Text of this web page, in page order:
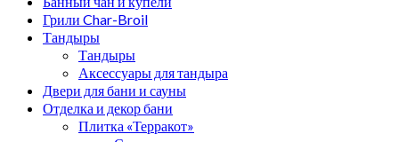
Грили Char-Broil
Тандыры
Тандыры
Аксессуары для тандыра
Двери для бани и сауны
Отделка и декор бани
Плитка «Терракот»